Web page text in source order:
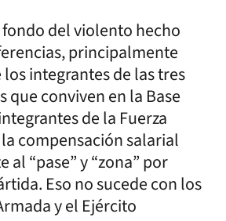
del violento hecho
principalmente
integrantes de las tres
que conviven en la Base
de la Fuerza
compensación salarial
“pase” y “zona” por
Eso no sucede con los
y el Ejército